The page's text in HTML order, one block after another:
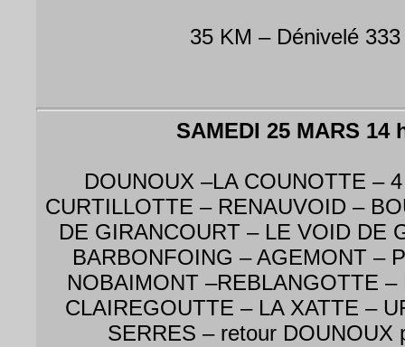
35 KM – Dénivelé
SAMEDI 25 MARS 14
DOUNOUX –LA COUNOTTE –
CURTILLOTTE – RENAUVOID –
DE GIRANCOURT – LE VOID DE
BARBONFOING – AGEMONT –
NOBAIMONT –REBLANGOTTE –
CLAIREGOUTTE – LA XATTE –
SERRES – retour DOUNOUX